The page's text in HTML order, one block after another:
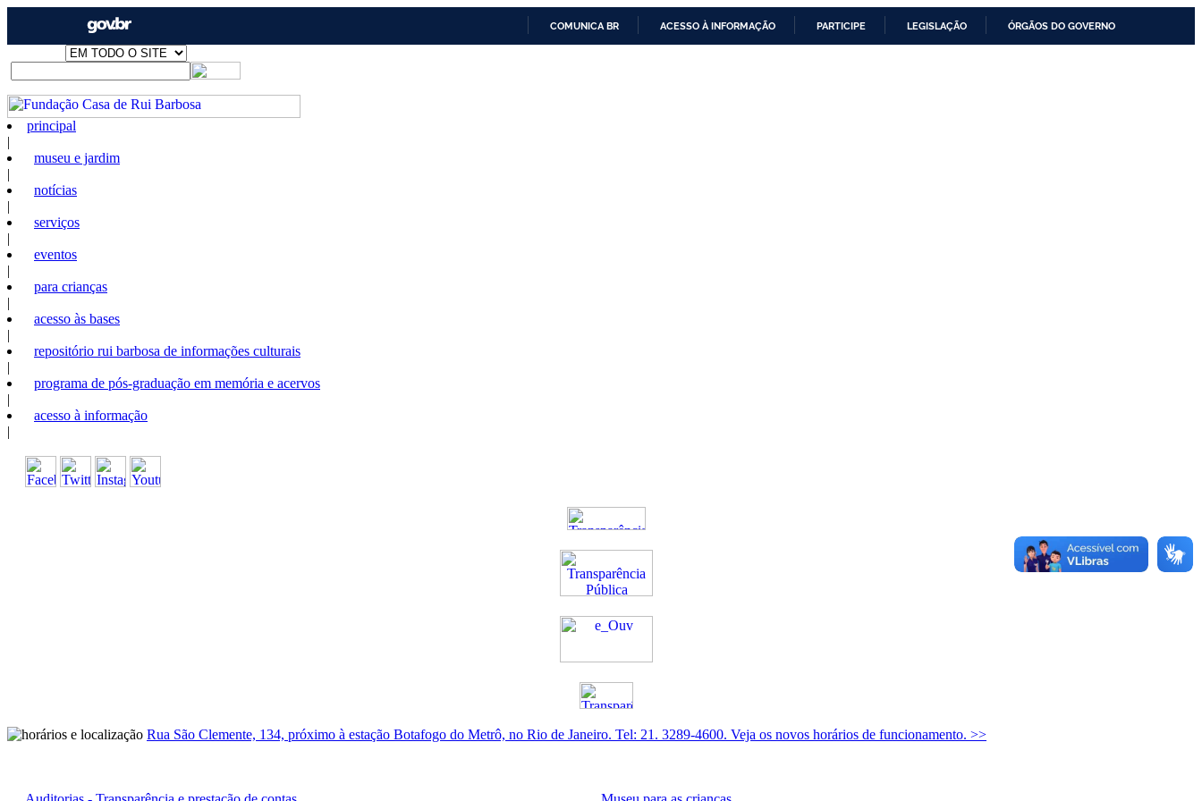
COMUNICA BR ACESSO À INFORMAÇÃO PARTICIPE LEGISLAÇÃO ÓRGÃOS DO GOVERNO
principal
|
museu e jardim
|
notícias
|
serviços
|
eventos
|
para crianças
|
acesso às bases
|
repositório rui barbosa de informações culturais
|
programa de pós-graduação em memória e acervos
|
acesso à informação
|
Rua São Clemente, 134, próximo à estação Botafogo do Metrô, no Rio de Janeiro. Tel: 21. 3289-4600. Veja os novos horários de funcionamento. >>